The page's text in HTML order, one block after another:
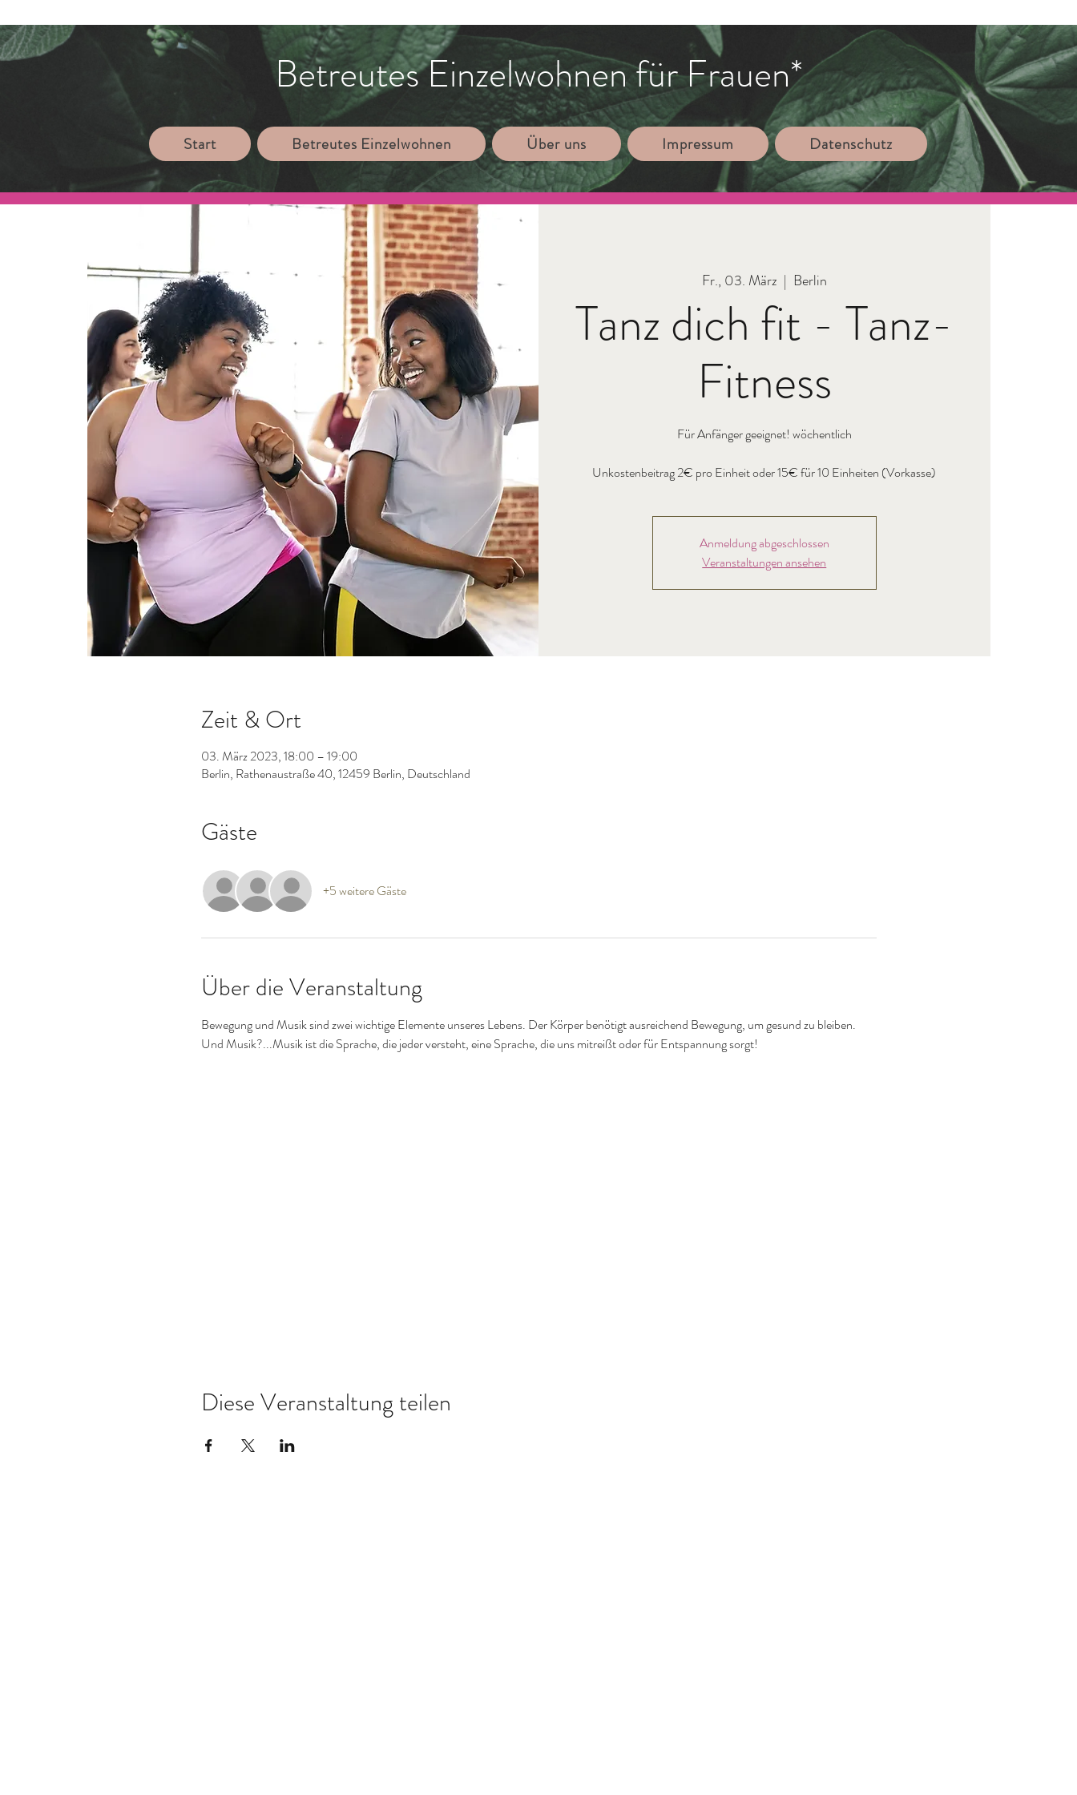
Betreutes Einzelwohnen für Frauen*
Start Betreutes Einzelwohnen Über uns Impressum Datenschutz
Fr., 03. März
  |
Berlin
Tanz dich fit - Tanz-
Fitness
Für Anfänger geeignet! wöchentlich
Unkostenbeitrag 2€ pro Einheit oder 15€ für 10 Einheiten (Vorkasse)
Anmeldung abgeschlossen
Veranstaltungen ansehen
Zeit & Ort
03. März 2023, 18:00 – 19:00
Berlin, Rathenaustraße 40, 12459 Berlin, Deutschland
Gäste
+5 weitere Gäste
Über die Veranstaltung
Bewegung und Musik sind zwei wichtige Elemente unseres Lebens. Der Körper benötigt ausreichend Bewegung, um gesund zu bleiben.
Und Musik?...Musik ist die Sprache, die jeder versteht, eine Sprache, die uns mitreißt oder für Entspannung sorgt!
Diese Veranstaltung teilen